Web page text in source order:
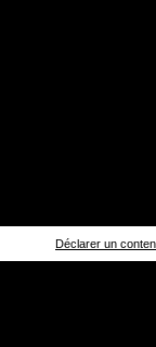
Déclarer un